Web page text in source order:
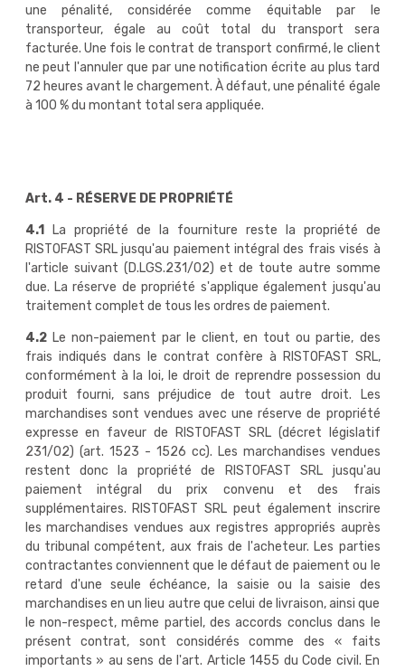
une pénalité, considérée comme équitable par le
transporteur, égale au coût total du transport sera
facturée. Une fois le contrat de transport confirmé, le client
ne peut l'annuler que par une notification écrite au plus tard
72 heures avant le chargement. À défaut, une pénalité égale
à 100 % du montant total sera appliquée.
Art. 4 - RÉSERVE DE PROPRIÉTÉ
4.1
La propriété de la fourniture reste la propriété de
RISTOFAST SRL jusqu'au paiement intégral des frais visés à
l'article suivant (D.LGS.231/02) et de toute autre somme
due. La réserve de propriété s'applique également jusqu'au
traitement complet de tous les ordres de paiement.
4.2Le non-paiement par le client, en tout ou partie, des
frais indiqués dans le contrat confère à RISTOFAST SRL,
conformément à la loi, le droit de reprendre possession du
produit fourni, sans préjudice de tout autre droit. Les
marchandises sont vendues avec une réserve de propriété
expresse en faveur de RISTOFAST SRL (décret législatif
231/02) (art. 1523 - 1526 cc). Les marchandises vendues
restent donc la propriété de RISTOFAST SRL jusqu'au
paiement intégral du prix convenu et des frais
supplémentaires. RISTOFAST SRL peut également inscrire
les marchandises vendues aux registres appropriés auprès
du tribunal compétent, aux frais de l'acheteur. Les parties
contractantes conviennent que le défaut de paiement ou le
retard d'une seule échéance, la saisie ou la saisie des
marchandises en un lieu autre que celui de livraison, ainsi que
le non-respect, même partiel, des accords conclus dans le
présent contrat, sont considérés comme des « faits
importants » au sens de l'art. Article 1455 du Code civil. En